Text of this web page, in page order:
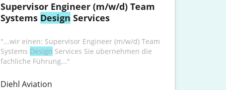
Supervisor Engineer (m/w/d) Team
Systems Design Services
"...wir einen: Supervisor Engineer (m/w/d) Team
Systems Design Services Sie übernehmen die
fachliche Führung..."
Diehl Aviation